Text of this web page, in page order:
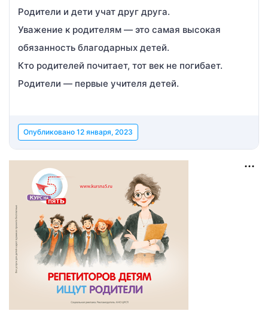
Родители и дети учат друг друга.
Уважение к родителям — это самая высокая
обязанность благодарных детей.
Кто родителей почитает, тот век не погибает.
Родители — первые учителя детей.
Опубликовано 12 января, 2023